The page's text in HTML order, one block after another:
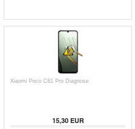
Xiaomi Poco C81 Pro Diagnose
15,30EUR